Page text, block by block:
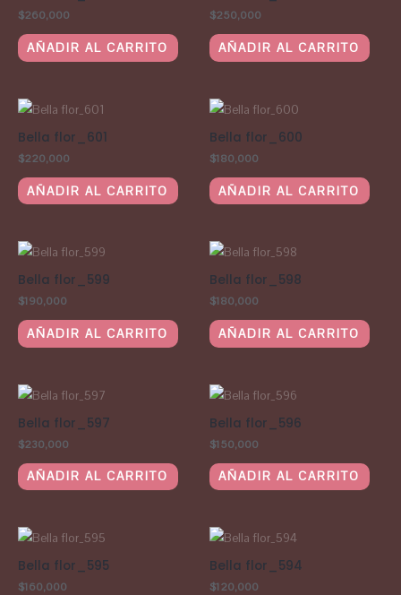
$260,000
AÑADIR AL CARRITO
$250,000
AÑADIR AL CARRITO
Bella flor_601
$220,000
AÑADIR AL CARRITO
Bella flor_600
$180,000
AÑADIR AL CARRITO
Bella flor_599
$190,000
AÑADIR AL CARRITO
Bella flor_598
$180,000
AÑADIR AL CARRITO
Bella flor_597
$230,000
AÑADIR AL CARRITO
Bella flor_596
$150,000
AÑADIR AL CARRITO
Bella flor_595
$160,000
Bella flor_594
$120,000